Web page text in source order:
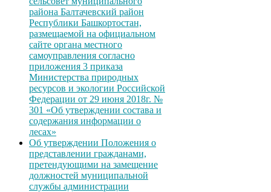
района Балтачевский район
Республики Башкортостан,
размещаемой на официальном
сайте органа местного
самоуправления согласно
приложения 3 приказа
Министерства природных
ресурсов и экологии Российской
Федерации от 29 июня 2018г. №
301 «Об утверждении состава и
содержания информации о
лесах»
Об утверждении Положения о
представлении гражданами,
претендующими на замещение
должностей муниципальной
службы администрации